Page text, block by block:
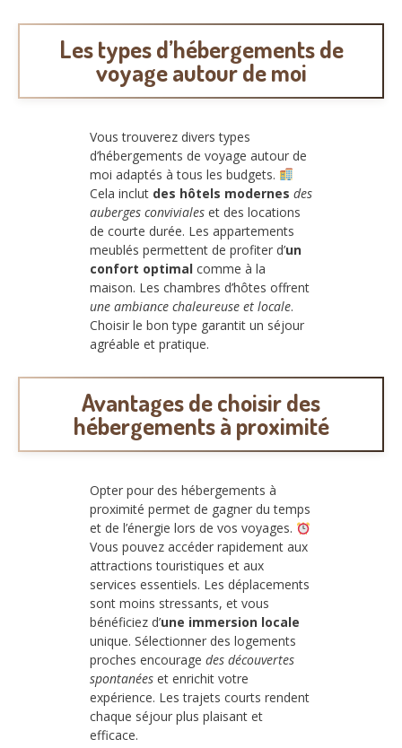
Les types d’hébergements de
voyage autour de moi
Vous trouverez divers types
d’hébergements de voyage autour de
moi adaptés à tous les budgets.
Cela inclut des hôtels modernes des
auberges conviviales et des locations
de courte durée. Les appartements
meublés permettent de profiter d’un
confort optimal comme à la
maison. Les chambres d’hôtes offrent
une ambiance chaleureuse et locale.
Choisir le bon type garantit un séjour
agréable et pratique.
Avantages de choisir des
hébergements à proximité
Opter pour des hébergements à
proximité permet de gagner du temps
et de l’énergie lors de vos voyages.
Vous pouvez accéder rapidement aux
attractions touristiques et aux
services essentiels. Les déplacements
sont moins stressants, et vous
bénéficiez d’une immersion locale
unique. Sélectionner des logements
proches encourage des découvertes
spontanées et enrichit votre
expérience. Les trajets courts rendent
chaque séjour plus plaisant et
efficace.